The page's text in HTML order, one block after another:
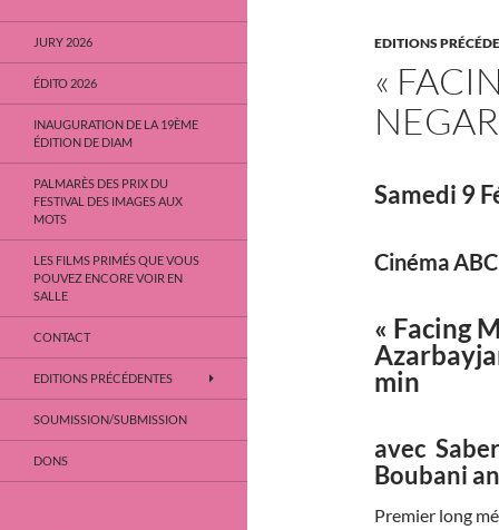
EDITIONS
«
Samedi 9
Cinéma ABC
« Facing
min
avec
Boubani
Premier long
JURY 2026
ÉDITO 2026
INAUGURATION DE LA 19ÈME
ÉDITION DE DIAM
PALMARÈS DES PRIX DU
FESTIVAL DES IMAGES AUX
MOTS
LES FILMS PRIMÉS QUE VOUS
POUVEZ ENCORE VOIR EN
SALLE
CONTACT
EDITIONS PRÉCÉDENTES
SOUMISSION/SUBMISSION
DONS